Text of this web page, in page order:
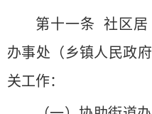
第十一条 社区居
办事处（乡镇人民政
关工作：